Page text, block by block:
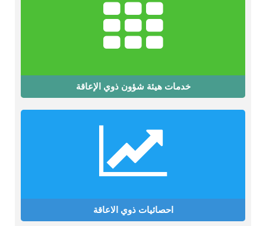
خدمات هيئة شؤون ذوي الإعاقة
احصائيات ذوي الاعاقة